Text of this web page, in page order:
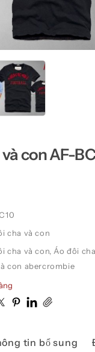
con AF-
cha và con
cha và con, Áo đôi
con abercrombie
tin bổ sung